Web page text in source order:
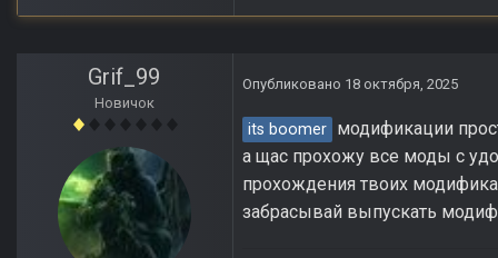
Grif_99
Новичок
Опубликовано 18 октября, 2025
its boomer модификации
а щас прохожу все моды с
прохождения твоих
забрасывай выпускать